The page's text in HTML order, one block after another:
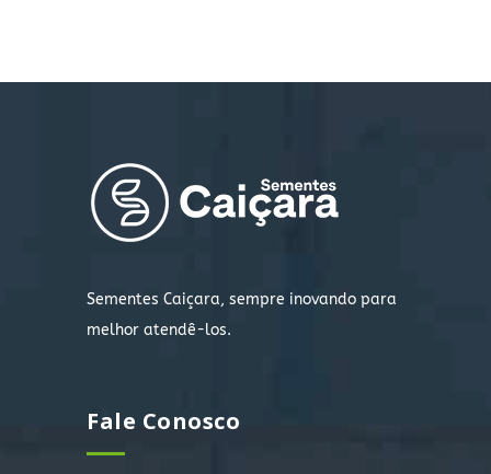
Sementes Caiçara, sempre inovando para
melhor atendê-los.
Fale Conosco